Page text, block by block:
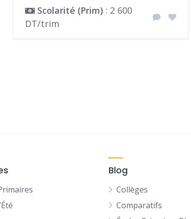
Scolarité (Prim) : 2 600
DT/trim
Blog
Collèges
Comparatifs